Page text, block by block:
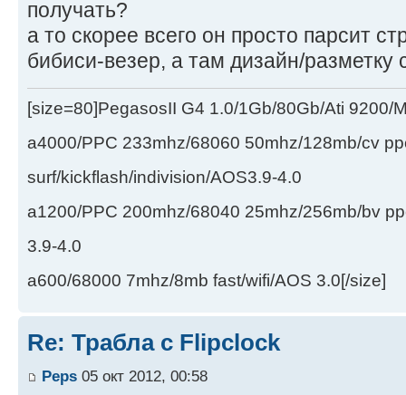
получать?
а то скорее всего он просто парсит
бибиси-везер, а там дизайн/разметку
[size=80]PegasosII G4 1.0/1Gb/80Gb/Ati 9200/
a4000/PPC 233mhz/68060 50mhz/128mb/cv
surf/kickflash/indivision/AOS3.9-4.0
a1200/PPC 200mhz/68040 25mhz/256mb/bv
3.9-4.0
a600/68000 7mhz/8mb fast/wifi/AOS 3.0[/size]
Re: Трабла с Flipclock
Peps 05 окт 2012, 00:58